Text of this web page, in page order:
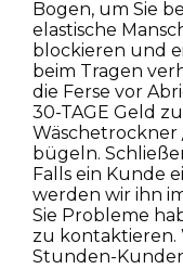
Bogen, um Sie
elastische
blockieren und
beim Tragen
die Ferse vor
30-TAGE Geld
bügeln.
Falls ein Kunde
werden wir ihn
Sie Probleme
zu kontaktieren.
Stunden-